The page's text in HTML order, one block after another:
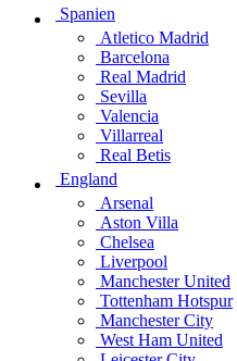
Spanien
Atletico Madrid
Barcelona
Real Madrid
Sevilla
Valencia
Villarreal
Real Betis
England
Arsenal
Aston Villa
Chelsea
Liverpool
Manchester United
Tottenham Hotspur
Manchester City
West Ham United